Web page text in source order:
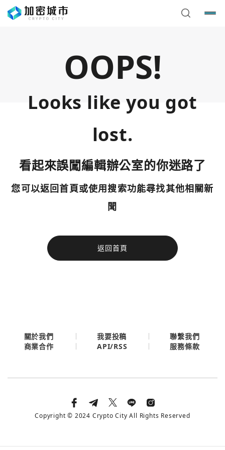
OOPS!
Looks like you got
lost.
看起來誤闖編輯辦公室的你迷路了
您可以返回首頁或使用搜索功能尋找其他相關新
聞
返回首頁
今日熱門
使用以下帳號繼續
您已閒置5分鐘，請點擊關閉按鈕或空白處，即可回到加密
今日熱門
關於我們 我要投稿
聯繫我們
商業合作
API/RSS 服務條款
Copyright © 2024 Crypto City All Rights Reserved